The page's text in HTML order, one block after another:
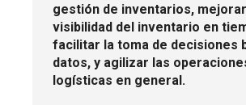
gestión de inventarios,
visibilidad del inventario en
facilitar la toma de decisiones
datos, y agilizar las
logísticas en general.